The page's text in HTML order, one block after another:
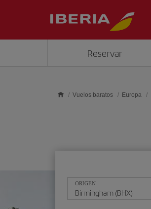
Reservar
Vuelos baratos Europa
ORIGEN